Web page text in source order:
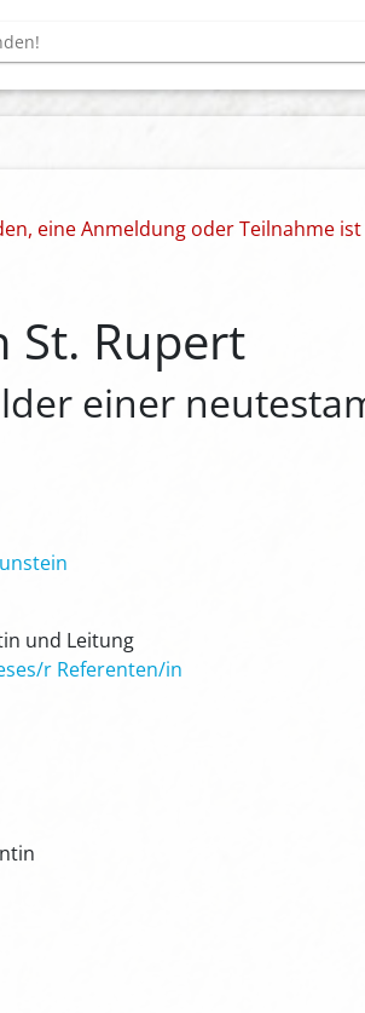
eine Anmeldung oder Teilnahme
St. Rupert
einer
und Leitung
r Referenten/in